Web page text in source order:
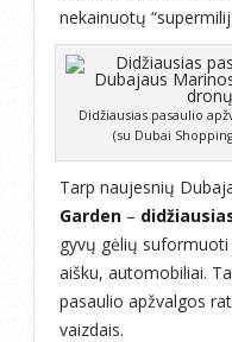
nekainuotų
Didžiausias pasaulio
(su Dubai
Tarp naujesnių
Garden –
gyvų gėlių
aišku, automobiliai.
pasaulio apžvalgos
vaizdais.